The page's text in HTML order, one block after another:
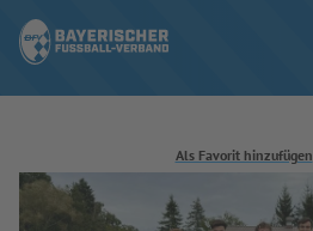
Als Favorit hinzufügen